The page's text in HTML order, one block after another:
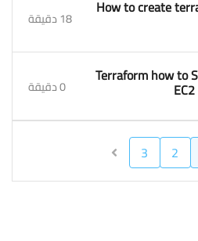
9. How to create 18 دقيقة
10. Terraform how 0 دقيقة
2
3